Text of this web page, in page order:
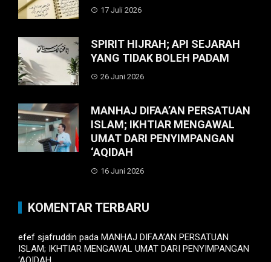
17 Juli 2026
SPIRIT HIJRAH; API SEJARAH
YANG TIDAK BOLEH PADAM
26 Juni 2026
MANHAJ DIFAA’AN PERSATUAN
ISLAM; IKHTIAR MENGAWAL
UMAT DARI PENYIMPANGAN
‘AQIDAH
16 Juni 2026
KOMENTAR TERBARU
efef sjafruddin pada MANHAJ DIFAA’AN PERSATUAN
ISLAM; IKHTIAR MENGAWAL UMAT DARI PENYIMPANGAN